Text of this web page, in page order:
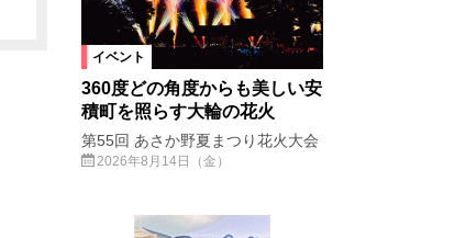
イベント
360度どの角度からも美しい安
積町を照らす大輪の花火
第55回 あさか野夏まつり花火大会
2026年8月14日（金）